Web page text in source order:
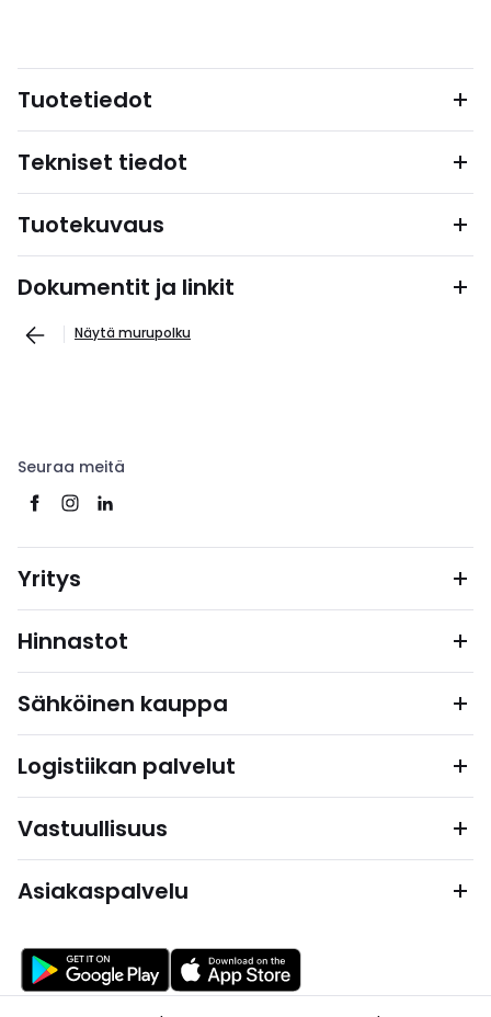
Tuotetiedot
Tekniset tiedot
Tuotekuvaus
Dokumentit ja linkit
Näytä murupolku
Seuraa meitä
Yritys
Hinnastot
Sähköinen kauppa
Logistiikan palvelut
Vastuullisuus
Asiakaspalvelu